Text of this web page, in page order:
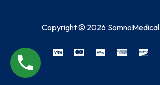
Copyright © 2026 SomnoMedical